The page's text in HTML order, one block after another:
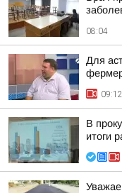
08:04
Для
09:12
В
итоги